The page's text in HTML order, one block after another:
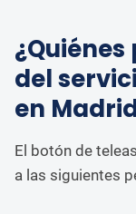
del
en
El botón de
a las siguientes